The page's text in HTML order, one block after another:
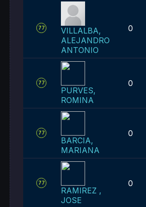
77
VILLALBA,
ALEJANDRO
ANTONIO
0
77
PURVES,
ROMINA
0
77
BARCIA,
MARIANA
0
77
RAMIREZ ,
JOSE
0